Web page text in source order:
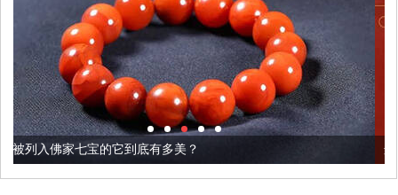
底有多美？ 这个3.2米的长卷，还原